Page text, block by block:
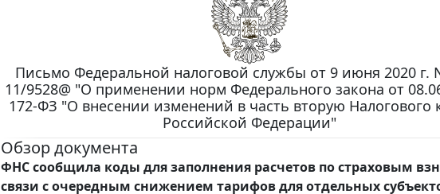
Письмо Федеральной налоговой службы от 9 июня 2020 г.
11/9528@ "О применении норм Федерального закона от
172-ФЗ "О внесении изменений в часть вторую Налогового
Российской Федерации"
Обзор документа
ФНС сообщила коды для заполнения расчетов по страховым
связи с очередным снижением тарифов для отдельных